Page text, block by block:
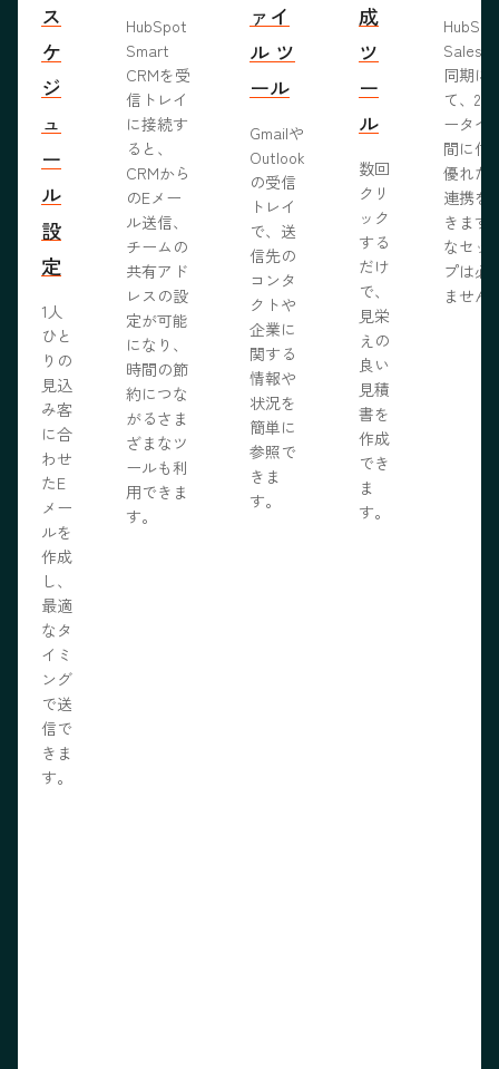
ス
ケ
ジ
ュ
ー
ル
設
定
1人
ひと
りの
見込
み客
に合
わせ
たE
メー
ルを
作成
し、
最適
なタ
イミ
ング
で送
信で
きま
す。
HubSpot
Smart
CRMを受
信トレイ
に接続す
ると、
CRMから
のEメー
ル送信、
チームの
共有アド
レスの設
定が可能
になり、
時間の節
約につな
がるさま
ざまなツ
ールも利
用できま
す。
ァイ
ル ツ
ール
Gmailや
Outlook
の受信
トレイ
で、送
信先の
コンタ
クトや
企業に
関する
情報や
状況を
簡単に
参照で
きま
す。
成
ツ
ー
ル
数回
クリ
ック
する
だけ
で、
見栄
えの
良い
見積
書を
作成
でき
ま
す。
同期に
て、2
ータベ
間に信
優れた
連携を
きます
なセッ
プは必
ません